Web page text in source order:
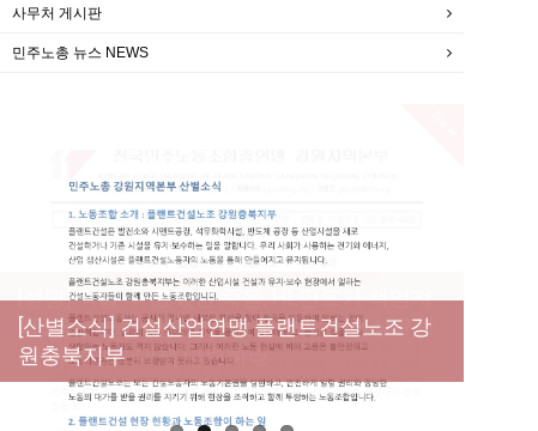
사무처 게시판
민주노총 뉴스 NEWS
[성명] 막을 수 있었던 죽음, HL만도가 책임져
라 : 청년노동자 사망사고의 철저한 진상규명
과 재발방지 대책 마련하라
[산별소식] 건설산업연맹 플랜트건설노조 강
원충북지부
[강릉,속초,원주,춘천] 폭염감시단 사업 이모저
모
[조합원☆인터뷰] 서비스연맹 전국학교비정
규직노동조합 강원지부 김유미 춘천지회장
[본부소식] 강원지역 노동자 합창단 모임